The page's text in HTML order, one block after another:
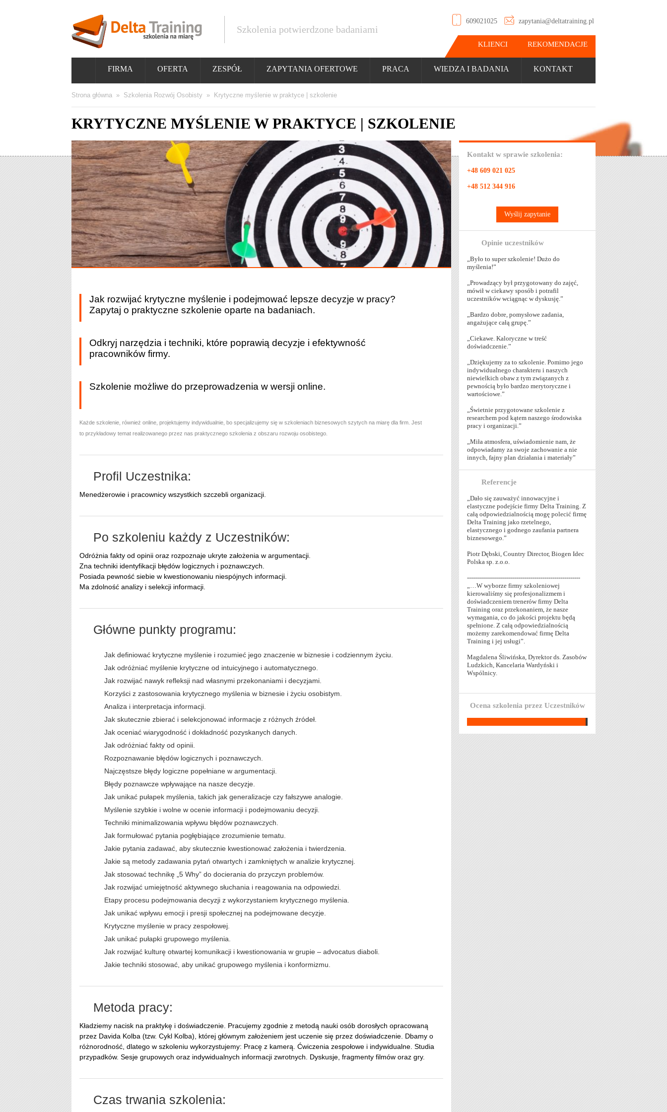
Szkolenia potwierdzone badaniami
609021025 zapytania@deltatraining.pl
KLIENCI REKOMENDACJE
FIRMA OFERTA ZESPÓŁ ZAPYTANIA OFERTOWE PRACA WIEDZA I BADANIA KONTAKT
Strona główna » Szkolenia Rozwój Osobisty » Krytyczne myślenie w praktyce | szkolenie
KRYTYCZNE MYŚLENIE W PRAKTYCE | SZKOLENIE
Jak rozwijać krytyczne myślenie i podejmować lepsze decyzje w pracy?
Zapytaj o praktyczne szkolenie oparte na badaniach.
Odkryj narzędzia i techniki, które poprawią decyzje i efektywność
pracowników firmy.
Szkolenie możliwe do przeprowadzenia w wersji online.
Każde szkolenie , również online, projektujemy indywidualnie, bo specjalizujemy się w szkoleniach biznesowych szytych na miarę dla firm. Jest
to przykładowy temat realizowanego przez nas praktycznego szkolenia z obszaru rozwoju osobistego.
Profil Uczestnika:
Menedżerowie i pracownicy wszystkich szczebli organizacji.
Po szkoleniu każdy z Uczestników:
Odróżnia fakty od opinii oraz rozpoznaje ukryte założenia w argumentacji.
Zna techniki identyfikacji błędów logicznych i poznawczych.
Posiada pewność siebie w kwestionowaniu niespójnych informacji.
Ma zdolność analizy i selekcji informacji.
Główne punkty programu:
Jak definiować krytyczne myślenie i rozumieć jego znaczenie w biznesie i codziennym życiu.
Jak odróżniać myślenie krytyczne od intuicyjnego i automatycznego.
Jak rozwijać nawyk refleksji nad własnymi przekonaniami i decyzjami.
Korzyści z zastosowania krytycznego myślenia w biznesie i życiu osobistym.
Analiza i interpretacja informacji.
Jak skutecznie zbierać i selekcjonować informacje z różnych źródeł.
Jak oceniać wiarygodność i dokładność pozyskanych danych.
Jak odróżniać fakty od opinii.
Rozpoznawanie błędów logicznych i poznawczych.
Najczęstsze błędy logiczne popełniane w argumentacji.
Błędy poznawcze wpływające na nasze decyzje.
Jak unikać pułapek myślenia, takich jak generalizacje czy fałszywe analogie.
Myślenie szybkie i wolne w ocenie informacji i podejmowaniu decyzji.
Techniki minimalizowania wpływu błędów poznawczych.
Jak formułować pytania pogłębiające zrozumienie tematu.
Jakie pytania zadawać, aby skutecznie kwestionować założenia i twierdzenia.
Jakie są metody zadawania pytań otwartych i zamkniętych w analizie krytycznej.
Jak stosować technikę „5 Why” do docierania do przyczyn problemów.
Jak rozwijać umiejętność aktywnego słuchania i reagowania na odpowiedzi.
Etapy procesu podejmowania decyzji z wykorzystaniem krytycznego myślenia.
Jak unikać wpływu emocji i presji społecznej na podejmowane decyzje.
Krytyczne myślenie w pracy zespołowej.
Jak unikać pułapki grupowego myślenia.
Jak rozwijać kulturę otwartej komunikacji i kwestionowania w grupie – advocatus diaboli.
Jakie techniki stosować, aby unikać grupowego myślenia i konformizmu.
Metoda pracy:
Kładziemy nacisk na praktykę i doświadczenie. Pracujemy zgodnie z metodą nauki osób dorosłych opracowaną
przez Davida Kolba (tzw. Cykl Kolba), której głównym założeniem jest uczenie się przez doświadczenie. Dbamy o
różnorodność, dlatego w szkoleniu wykorzystujemy: Pracę z kamerą. Ćwiczenia zespołowe i indywidualne. Studia
przypadków. Sesje grupowych oraz indywidualnych informacji zwrotnych. Dyskusje, fragmenty filmów oraz gry.
Czas trwania szkolenia:
Kontakt w sprawie szkolenia:
+48 609 021 025
+48 512 344 916
Wyślij zapytanie
Opinie uczestników
„Było to super szkolenie! Dużo do
myślenia!”
„Prowadzący był przygotowany do zajęć,
mówił w ciekawy sposób i potrafil
uczestników wciągnąc w dyskusję.”
„Bardzo dobre, pomysłowe zadania,
angażujące całą grupę.”
„Ciekawe. Kaloryczne w treść
doświadczenie.”
„Dziękujemy za to szkolenie. Pomimo jego
indywidualnego charakteru i naszych
niewielkich obaw z tym związanych z
pewnością było bardzo merytoryczne i
wartościowe.”
„Świetnie przygotowane szkolenie z
researchem pod kątem naszego środowiska
pracy i organizacji.”
„Miła atmosfera, uświadomienie nam, że
odpowiadamy za swoje zachowanie a nie
innych, fajny plan działania i materiały”
Referencje
„Dało się zauważyć innowacyjne i
elastyczne podejście firmy Delta Training. Z
całą odpowiedzialnością mogę polecić firmę
Delta Training jako rzetelnego,
elastycznego i godnego zaufania partnera
biznesowego.”
Piotr Dębski, Country Director, Biogen Idec
Polska sp. z.o.o.
---------------------------------------------------------
„…W wyborze firmy szkoleniowej
kierowaliśmy się profesjonalizmem i
doświadczeniem trenerów firmy Delta
Training oraz przekonaniem, że nasze
wymagania, co do jakości projektu będą
spełnione. Z całą odpowiedzialnością
możemy zarekomendować firmę Delta
Training i jej usługi”.
Magdalena Śliwińska, Dyrektor ds. Zasobów
Ludzkich, Kancelaria Wardyński i
Wspólnicy.
Ocena szkolenia przez Uczestników